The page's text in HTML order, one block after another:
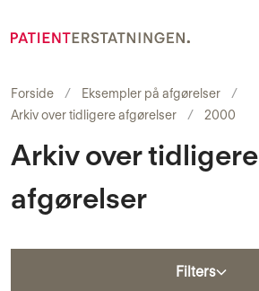
Forside
Eksempler på afgørelser
Arkiv over tidligere afgørelser
2000
Arkiv over tidligere
afgørelser
Filters